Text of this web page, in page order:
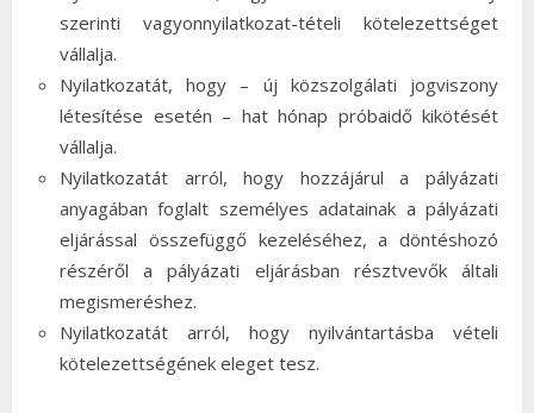
szerinti vagyonnyilatkozat-tételi kötelezettséget
vállalja.
Nyilatkozatát, hogy – új közszolgálati jogviszony
létesítése esetén – hat hónap próbaidő kikötését
vállalja.
Nyilatkozatát arról, hogy hozzájárul a pályázati
anyagában foglalt személyes adatainak a pályázati
eljárással összefüggő kezeléséhez, a döntéshozó
részéről a pályázati eljárásban résztvevők általi
megismeréshez.
Nyilatkozatát arról, hogy nyilvántartásba vételi
kötelezettségének eleget tesz.